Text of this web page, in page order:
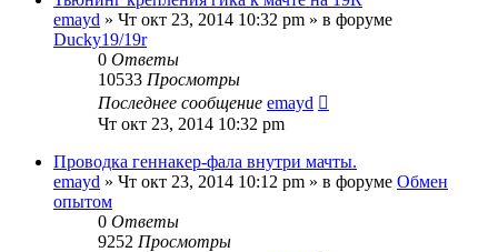
emayd » Чт окт 23, 2014 10:32 pm » в форуме
Ducky19/19r
0 Ответы
10533 Просмотры
Последнее сообщение emayd
Чт окт 23, 2014 10:32 pm
Проводка геннакер-фала внутри мачты.
emayd » Чт окт 23, 2014 10:12 pm » в форуме Обмен
опытом
0 Ответы
9252 Просмотры